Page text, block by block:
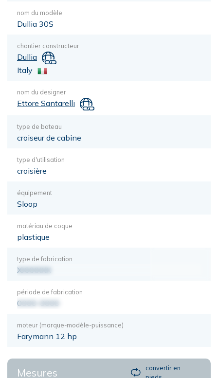
nom du modèle
Dullia 30S
chantier constructeur
Dullia
Italy
nom du designer
Ettore Santarelli
type de bateau
croiseur de cabine
type d'utilisation
croisière
équipement
Sloop
matériau de coque
plastique
type de fabrication
XXXXXXX
période de fabrication
0000-0000
moteur (marque-modèle-puissance)
Farymann 12 hp
Mesures
convertir en